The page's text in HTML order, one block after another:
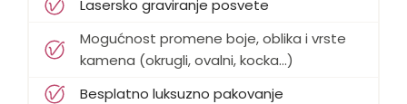
Lasersko graviranje posvete
Mogućnost promene boje, oblika i vrste
kamena (okrugli, ovalni, kocka...)
Besplatno luksuzno pakovanje